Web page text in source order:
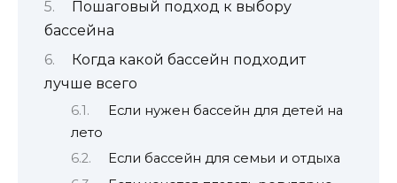
Пошаговый подход к выбору
бассейна
Когда какой бассейн подходит
лучше всего
Если нужен бассейн для детей на
лето
Если бассейн для семьи и отдыха